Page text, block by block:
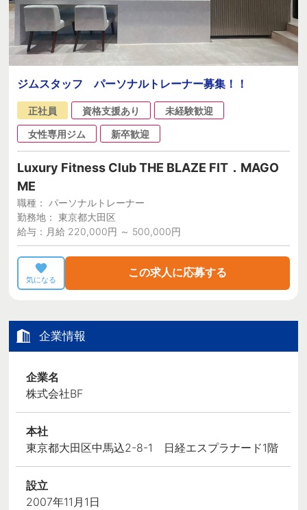
ジムスタッフ パーソナルトレーナー募集！！
正社員 資格支援あり
未経験歓迎
女性専用ジム
新卒歓迎
Luxury Fitness Club THE BLAZE FIT．MAGO
ME
職種： パーソナルトレーナー
勤務地： 東京都大田区
給与：月給 220,000円 ～ 500,000円
気になる
この求人に応募する
企業情報
企業名
株式会社BF
本社
東京都大田区中馬込2-8-1 日経エスプラナード1階
設立
2007年11月1日